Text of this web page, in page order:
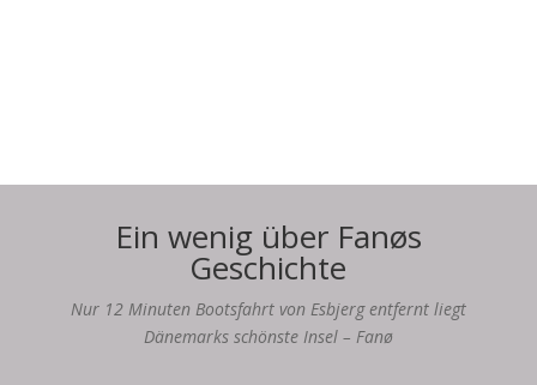
Ein wenig über Fanøs
Geschichte
Nur 12 Minuten Bootsfahrt von Esbjerg entfernt liegt
Dänemarks schönste Insel – Fanø